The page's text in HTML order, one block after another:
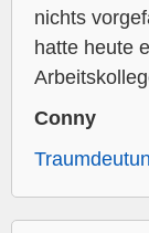
nichts
hatte heute
Conny